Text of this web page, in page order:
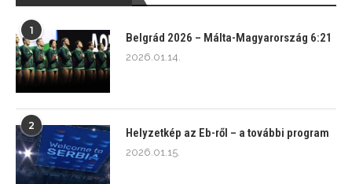
1
Belgrád 2026 – Málta-Magyarország 6:21
2026.01.14.
2
Helyzetkép az Eb-ről – a további program
2026.01.15.